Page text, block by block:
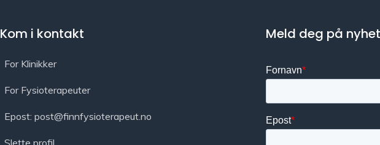
Kom i kontakt
For Klinikker
For Fysioterapeuter
Epost: post@finnfysioterapeut.no
Slette profil
Meld deg på